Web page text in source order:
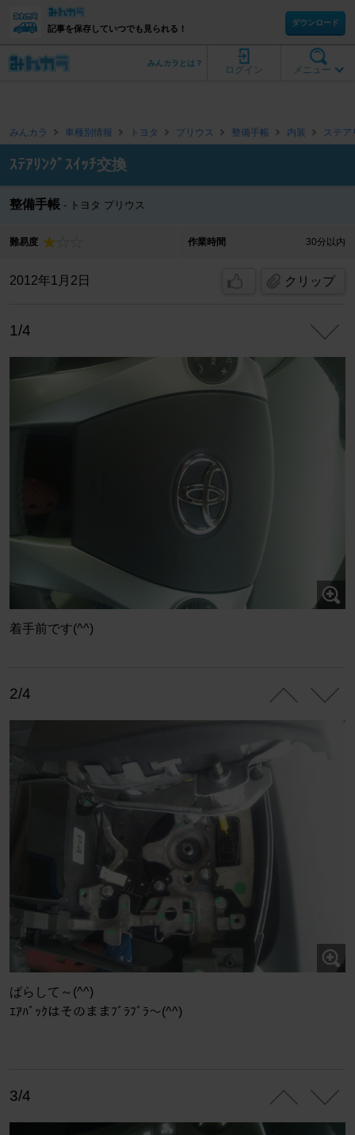
記事を保存していつでも見られる！
ダウンロード
メニュー
ログイン
みんカラとは？
みんカラ 車種別情報 トヨタ プリウス 整備手帳 内装 ステア
ｽﾃｱﾘﾝｸﾞｽｲｯﾁ交換
整備手帳 トヨタ プリウス
難易度 作業時間 30分以内
2012年1月2日 クリップ
1/4
着手前です(^^)
2/4
ばらして～(^^)
ｴｱﾊﾞｯｸはそのままﾌﾞﾗﾌﾞﾗ～(^^)
3/4